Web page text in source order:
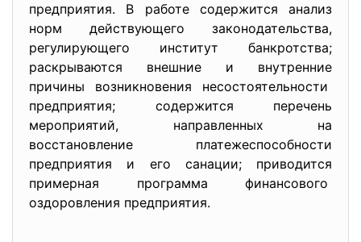
предприятия. В работе содержится анализ
норм действующего законодательства,
регулирующего институт банкротства;
раскрываются внешние и внутренние
причины возникновения несостоятельности
предприятия; содержится перечень
мероприятий, направленных на
восстановление платежеспособности
предприятия и его санации; приводится
примерная программа финансового
оздоровления предприятия.